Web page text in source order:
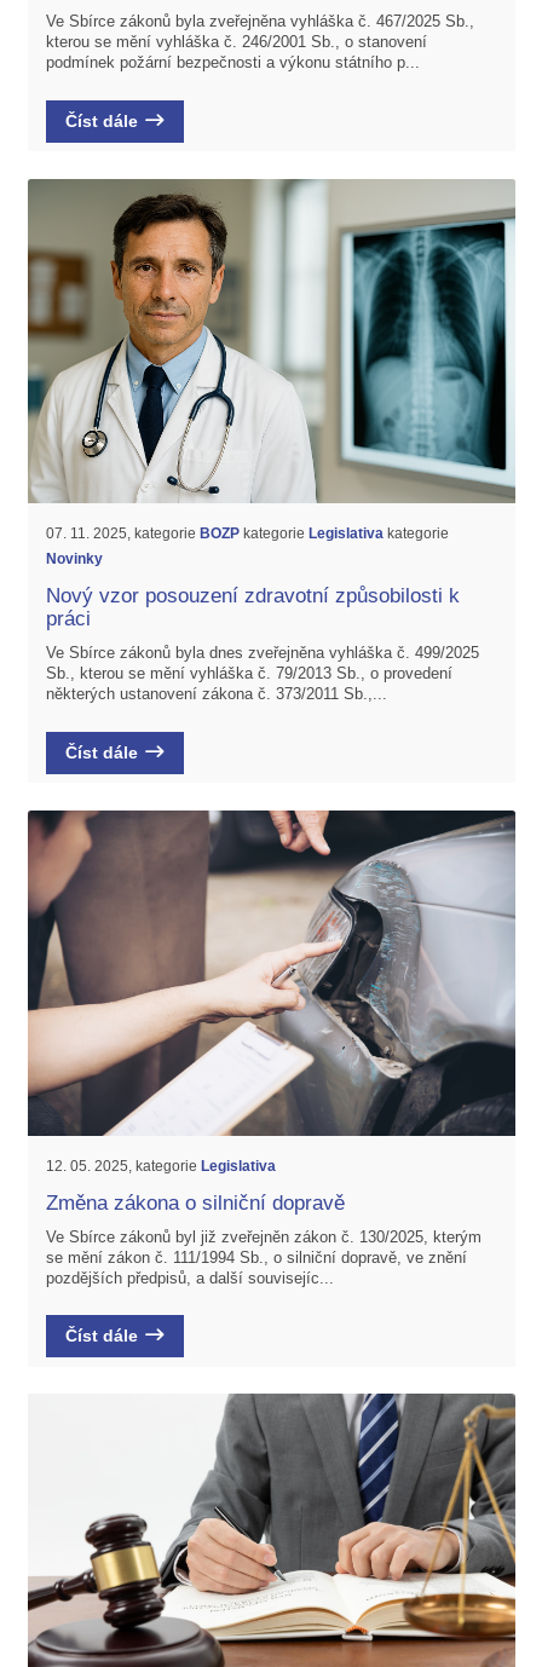
Ve Sbírce zákonů byla zveřejněna vyhláška č. 467/2025 Sb.,
kterou se mění vyhláška č. 246/2001 Sb., o stanovení
podmínek požární bezpečnosti a výkonu státního p...
Číst dále
07. 11. 2025, kategorie BOZPkategorie Legislativakategorie
Novinky
Nový vzor posouzení zdravotní způsobilosti k
práci
Ve Sbírce zákonů byla dnes zveřejněna vyhláška č. 499/2025
Sb., kterou se mění vyhláška č. 79/2013 Sb., o provedení
některých ustanovení zákona č. 373/2011 Sb.,...
Číst dále
12. 05. 2025, kategorie Legislativa
Změna zákona o silniční dopravě
Ve Sbírce zákonů byl již zveřejněn zákon č. 130/2025, kterým
se mění zákon č. 111/1994 Sb., o silniční dopravě, ve znění
pozdějších předpisů, a další souvisejíc...
Číst dále